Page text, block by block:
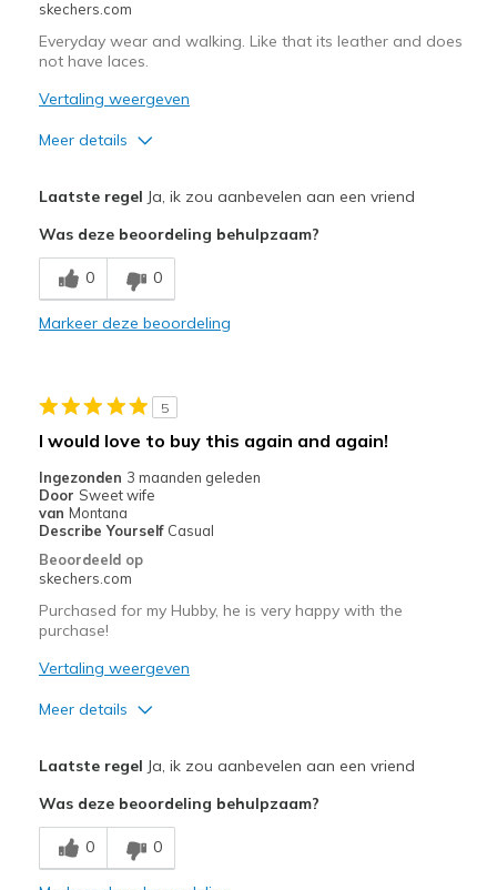
Sizing
Feels true to size
skechers.com
Everyday wear and walking. Like that its leather and does
not have laces.
Vertaling weergeven
Meer details
Breathe Well
Comfortable
Width
Sizing
Feels true to size
View On Shoes
Laatste regel Ja, ik zou aanbevelen aan een vriend
Was deze beoordeling behulpzaam?
0 0
Markeer deze beoordeling
5
I would love to buy this again and again!
Ingezonden 3 maanden geleden
Door Sweet wife
van Montana
Describe Yourself Casual
Beoordeeld op
skechers.com
Purchased for my Hubby, he is very happy with the
purchase!
Vertaling weergeven
Meer details
Comfortable
Stylish
Laatste regel Ja, ik zou aanbevelen aan een vriend
Was deze beoordeling behulpzaam?
0 0